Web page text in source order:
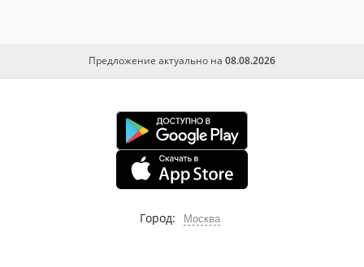
Предложение актуально на 08.08.2026
Город: Москва